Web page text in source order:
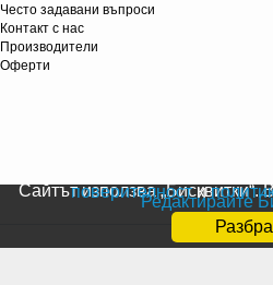
Често задавани въпроси
Контакт с нас
Производители
Оферти
Сайтът използва
политика за поверителности
Редактирайте